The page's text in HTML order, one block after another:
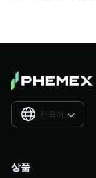
한국어 
상품